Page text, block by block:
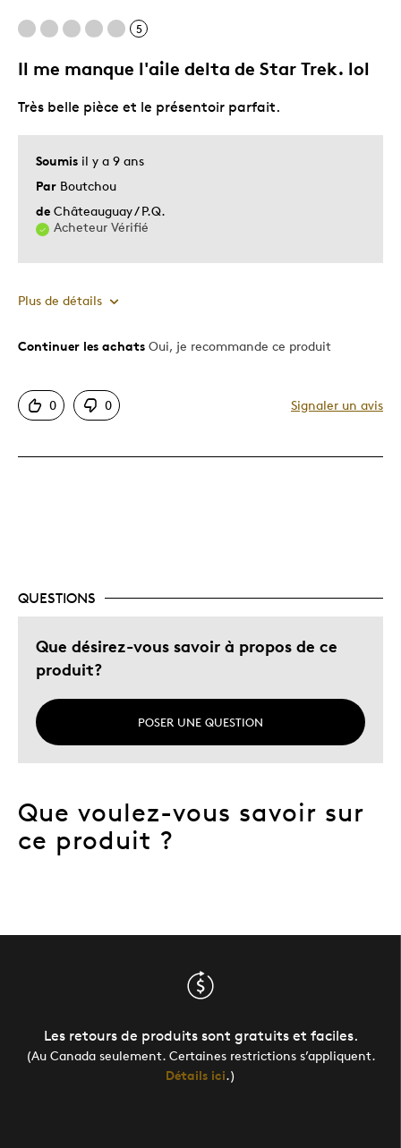
5
Il me manque l'aile delta de Star Trek. lol
Soumis il y a 9 ans
Par Boutchou
de Châteauguay / P.Q.
Acheteur Vérifié
Très belle pièce et le présentoir parfait.
Plus de détails
Le pour
Original
Unique en son genre
Décrivez-vous Guidé par la qualité
Continuer les achats Oui, je recommande ce produit
0 0 Signaler un avis
QUESTIONS
Que désirez-vous savoir à propos de ce
produit?
POSER UNE QUESTION
Que voulez-vous savoir sur
ce produit ?
Les retours de produits sont gratuits et faciles.
(Au Canada seulement. Certaines restrictions s’appliquent.
Détails ici.)